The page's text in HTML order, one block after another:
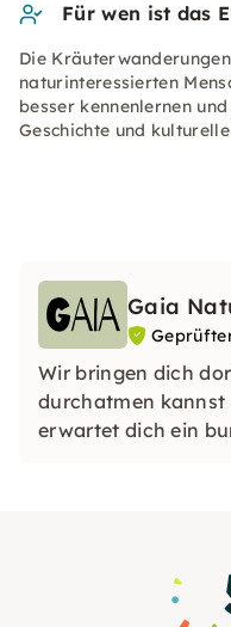
Für wen ist das
Die
naturinteressierten
besser kennenlernen
Geschichte und
Gaia
Wir bringen dich
durchatmen kannst
erwartet dich ein